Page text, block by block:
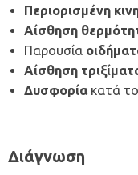
Περιορισμένη
Αίσθηση
Παρουσία
Αίσθηση
Δυσφορία κατά
Διάγνωση